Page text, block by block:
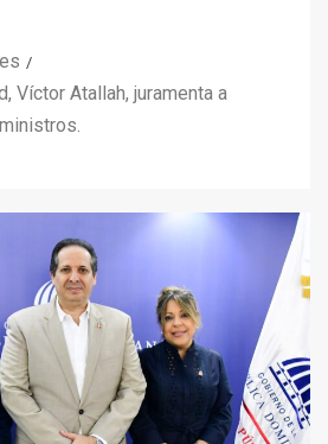
Víctor Atallah, juramenta a